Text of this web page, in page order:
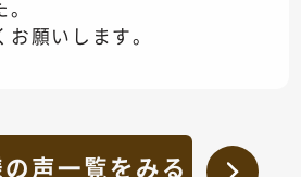
願いします。
声一覧をみる